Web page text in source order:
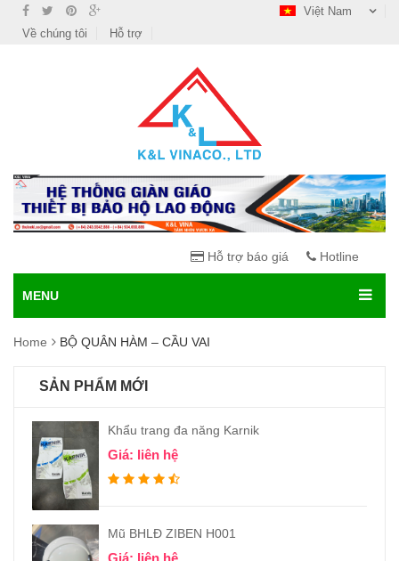
Việt Nam
Về chúng tôi
Hỗ trợ
Hỗ trợ báo giá Hotline
MENU
Home BỘ QUÂN HÀM – CẦU VAI
SẢN PHẨM MỚI
Khẩu trang đa năng Karnik
Giá: liên hệ
Mũ BHLĐ ZIBEN H001
Giá: liên hệ